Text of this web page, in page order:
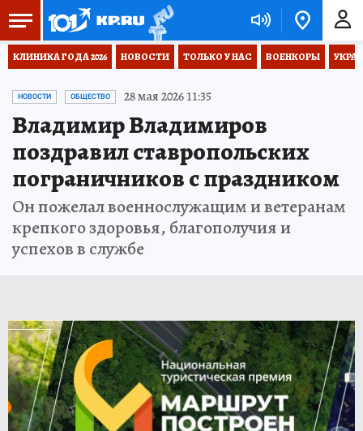
КЛИНИКА ГОДА 2026 НОВОСТИ ТОЛЬКО У НАС ВОЕНКОРЫ
НОВОСТИ ОБЩЕСТВО 28 мая 2026 11:35
Владимир Владимиров
поздравил ставропольских
пограничников с праздником
Он пожелал военнослужащим и ветеранам
крепкого здоровья, благополучия и
успехов в службе